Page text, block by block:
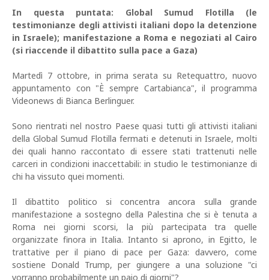
In questa puntata: Global Sumud Flotilla (le
testimonianze degli attivisti italiani dopo la detenzione
in Israele); manifestazione a Roma e negoziati al Cairo
(si riaccende il dibattito sulla pace a Gaza)
Martedì 7 ottobre, in prima serata su Retequattro, nuovo
appuntamento con "È sempre Cartabianca", il programma
Videonews di Bianca Berlinguer.
Sono rientrati nel nostro Paese quasi tutti gli attivisti italiani
della Global Sumud Flotilla fermati e detenuti in Israele, molti
dei quali hanno raccontato di essere stati trattenuti nelle
carceri in condizioni inaccettabili: in studio le testimonianze di
chi ha vissuto quei momenti.
Il dibattito politico si concentra ancora sulla grande
manifestazione a sostegno della Palestina che si è tenuta a
Roma nei giorni scorsi, la più partecipata tra quelle
organizzate finora in Italia. Intanto si aprono, in Egitto, le
trattative per il piano di pace per Gaza: davvero, come
sostiene Donald Trump, per giungere a una soluzione "ci
vorranno probabilmente un paio di giorni"?